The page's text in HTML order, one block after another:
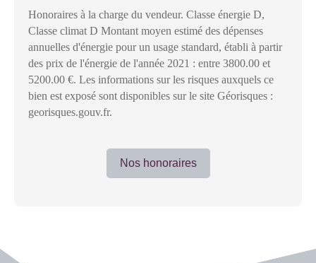
Honoraires à la charge du vendeur. Classe énergie D,
Classe climat D Montant moyen estimé des dépenses
annuelles d'énergie pour un usage standard, établi à partir
des prix de l'énergie de l'année 2021 : entre 3800.00 et
5200.00 €. Les informations sur les risques auxquels ce
bien est exposé sont disponibles sur le site Géorisques :
georisques.gouv.fr.
Nos honoraires